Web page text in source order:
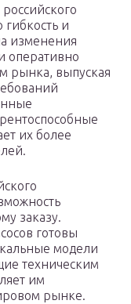
гибкость и
изменения
оперативно
рынка, выпуская
их более
заказу.
готовы
модели
техническим
им
рынке.